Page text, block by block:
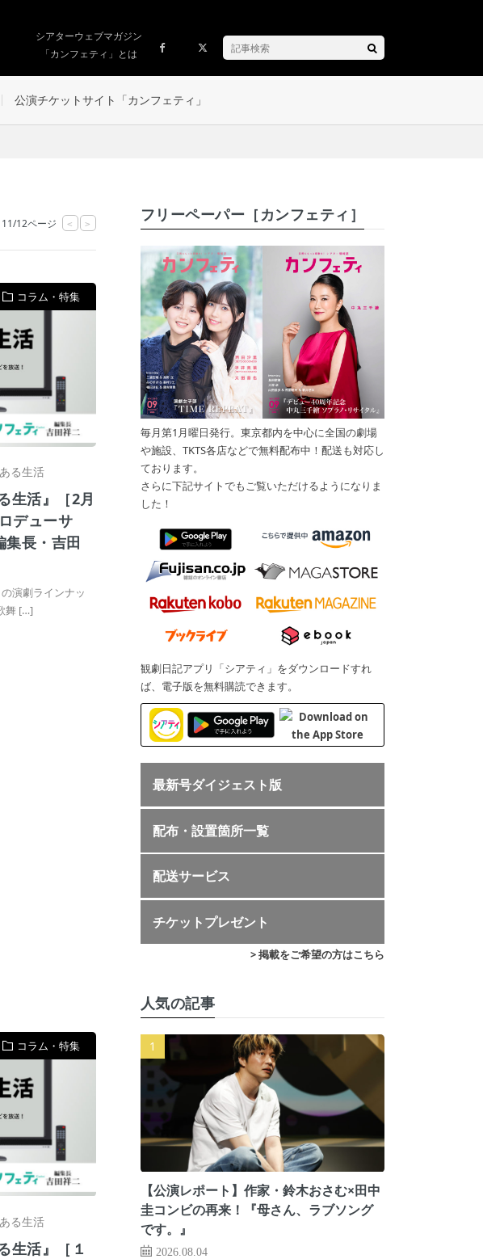
シアターウェブマガジン
「カンフェティ」とは
公演チケットサイト「カンフェティ」
11/12ページ < >
コラム・特集
る生活
生活』［2月
デューサ
集長・吉田
演劇ラインナッ
舞 […]
コラム・特集
る生活
生活』［１
フリーペーパー［カンフェティ］
毎月第1月曜日発行。東京都内を中心に全国の劇場
や施設、TKTS各店などで無料配布中！配送も対応し
ております。
さらに下記サイトでもご覧いただけるようになりま
した！
観劇日記アプリ「シアティ」をダウンロードすれ
ば、電子版を無料購読できます。
最新号ダイジェスト版
配布・設置箇所一覧
配送サービス
チケットプレゼント
> 掲載をご希望の方はこちら
人気の記事
【公演レポート】作家・鈴木おさむ×田中
圭コンビの再来！『母さん、ラブソング
です。』
2026.08.04